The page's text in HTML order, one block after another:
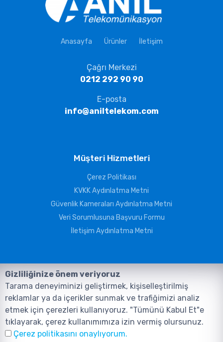
Anasayfa Ürünler İletişim
Çağrı Merkezi
0212 292 90 90
E-posta
info@aniltelekom.com
Müşteri Hizmetleri
Çerez Politikası
KVKK Aydınlatma Metni
Güvenlik Kameraları Aydınlatma Metni
Veri Sorumlusuna Başvuru Formu
İletişim Aydınlatma Metni
©2026, Tüm Hakları ANIL TELEKOMÜNİKASYON GÜVENLİK VE BİLİŞİM
SİSTEMLERİ SAN. TİC. LTD. ŞTİ. aittir.Tasarım ve Yazılım:
Gizliliğinize önem veriyoruz
Tarama deneyiminizi geliştirmek, kişiselleştirilmiş
reklamlar ya da içerikler sunmak ve trafiğimizi analiz
etmek için çerezleri kullanıyoruz. "Tümünü Kabul Et"e
tıklayarak, çerez kullanımımıza izin vermiş olursunuz.
Çerez politikasını onaylıyorum.